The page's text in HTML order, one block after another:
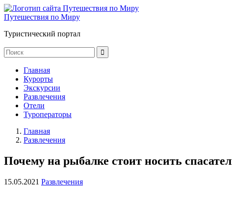
Путешествия по Миру
Туристический портал
Главная
Курорты
Экскурсии
Развлечения
Отели
Туроператоры
Главная
Развлечения
Почему на рыбалке стоит носить
15.05.2021 Развлечения